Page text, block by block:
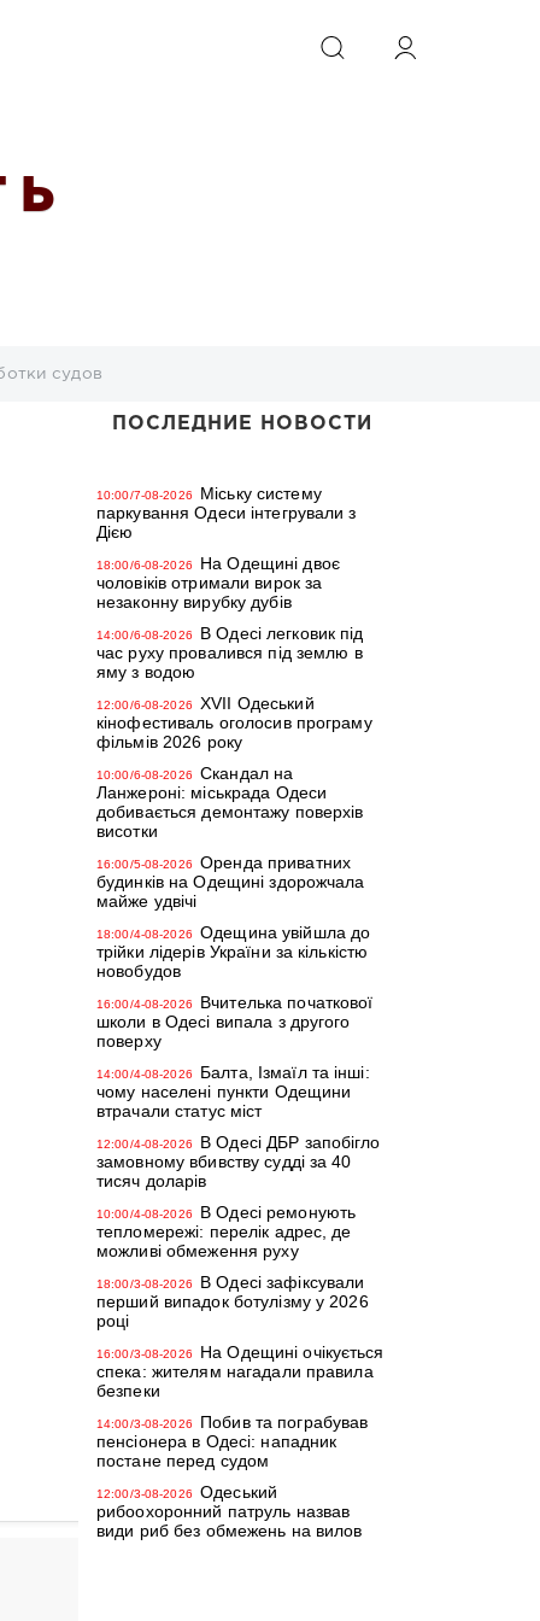
ИСКАТЬ
Ь
судов
ПОСЛЕДНИЕ НОВОСТИ
10:00/7-08-2026
Міську систему
паркування Одеси інтегрували з
Дією
18:00/6-08-2026
На Одещині двоє
чоловіків отримали вирок за
незаконну вирубку дубів
14:00/6-08-2026
В Одесі легковик під
час руху провалився під землю в
яму з водою
12:00/6-08-2026
XVII Одеський
кінофестиваль оголосив програму
фільмів 2026 року
10:00/6-08-2026
Скандал на
Ланжероні: міськрада Одеси
добивається демонтажу поверхів
висотки
16:00/5-08-2026
Оренда приватних
будинків на Одещині здорожчала
майже удвічі
18:00/4-08-2026
Одещина увійшла до
трійки лідерів України за кількістю
новобудов
16:00/4-08-2026
Вчителька початкової
школи в Одесі випала з другого
поверху
14:00/4-08-2026
Балта, Ізмаїл та інші:
чому населені пункти Одещини
втрачали статус міст
12:00/4-08-2026
В Одесі ДБР запобігло
замовному вбивству судді за 40
тисяч доларів
10:00/4-08-2026
В Одесі ремонують
тепломережі: перелік адрес, де
можливі обмеження руху
18:00/3-08-2026
В Одесі зафіксували
перший випадок ботулізму у 2026
році
16:00/3-08-2026
На Одещині очікується
спека: жителям нагадали правила
безпеки
14:00/3-08-2026
Побив та пограбував
пенсіонера в Одесі: нападник
постане перед судом
12:00/3-08-2026
Одеський
рибоохоронний патруль назвав
види риб без обмежень на вилов